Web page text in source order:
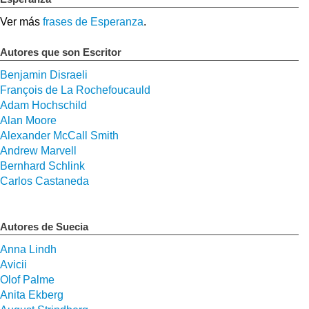
Ver más frases de Esperanza.
Autores que son Escritor
Benjamin Disraeli
François de La Rochefoucauld
Adam Hochschild
Alan Moore
Alexander McCall Smith
Andrew Marvell
Bernhard Schlink
Carlos Castaneda
Autores de Suecia
Anna Lindh
Avicii
Olof Palme
Anita Ekberg